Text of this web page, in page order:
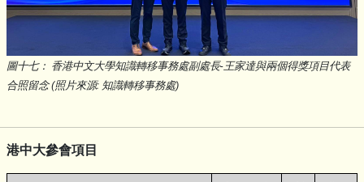
圖十七： 香港中文大學知識轉移事務處副處長-王家達與兩個得獎項目代表
合照留念 (照片來源: 知識轉移事務處)
港中大參會項目